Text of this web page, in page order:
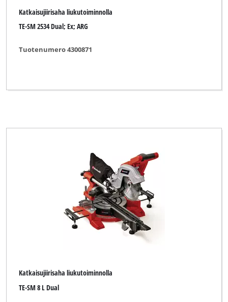
Katkaisujiirisaha liukutoiminnolla
TE-SM 2534 Dual; Ex; ARG
Tuotenumero 4300871
Katkaisujiirisaha liukutoiminnolla
TE-SM 8 L Dual